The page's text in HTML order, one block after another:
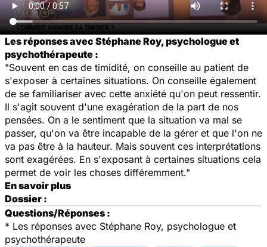
Les réponses avec Stéphane Roy, psychologue et
psychothérapeute :
"Souvent en cas de timidité, on conseille au patient de
s'exposer à certaines situations. On conseille également
de se familiariser avec cette anxiété qu'on peut ressentir.
Il s'agit souvent d'une exagération de la part de nos
pensées. On a le sentiment que la situation va mal se
passer, qu'on va être incapable de la gérer et que l'on ne
va pas être à la hauteur. Mais souvent ces interprétations
sont exagérées. En s'exposant à certaines situations cela
permet de voir les choses différemment."
En savoir plus
Dossier :
Questions/Réponses :
* Les réponses avec Stéphane Roy, psychologue et
psychothérapeute